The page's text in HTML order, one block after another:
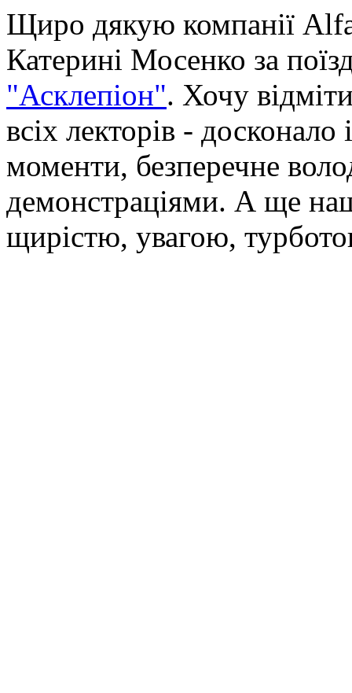
Щиро дякую компанії
Катерині Мосенко за
"Асклепіон". Хочу
всіх лекторів -
моменти, безперечне
демонстраціями. А ще
щирістю, увагою,